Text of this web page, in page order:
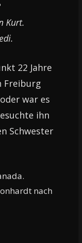
Kurt.
22 Jahre
Freiburg
war es
ihn
Schwester
nach